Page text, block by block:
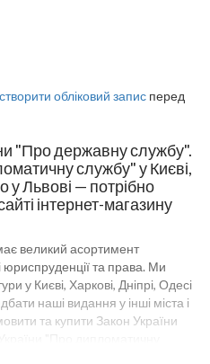
створити обліковий запис перед
"Про державну службу".
службу" у Києві,
у Львові — потрібно
інтернет-магазину
великий асортимент
юриспруденції та права. Ми
у Києві, Харкові, Дніпрі, Одесі
наші видання у інші міста і
та купити Закон України